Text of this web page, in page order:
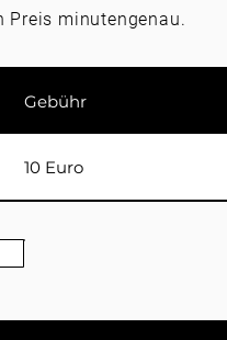
Preis minutengenau.
Gebühr
10 Euro